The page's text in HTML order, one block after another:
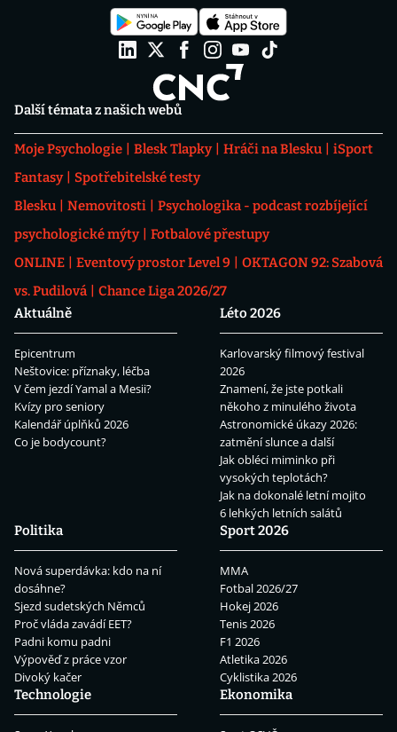
Další témata z našich webů
Moje Psychologie Blesk Tlapky Hráči na Blesku
iSport
Fantasy
Spotřebitelské testy
Blesku
Nemovitosti
Psychologika - podcast rozbíjející
psychologické mýty
Fotbalové přestupy
ONLINE
Eventový prostor Level 9
OKTAGON 92: Szabová
vs. Pudilová
Chance Liga 2026/27
Aktuálně
Epicentrum
Neštovice: příznaky, léčba
V čem jezdí Yamal a Mesii?
Kvízy pro seniory
Kalendář úplňků 2026
Co je bodycount?
Léto 2026
Karlovarský filmový festival
2026
Znamení, že jste potkali
někoho z minulého života
Astronomické úkazy 2026:
zatmění slunce a další
Jak obléci miminko při
vysokých teplotách?
Jak na dokonalé letní mojito
6 lehkých letních salátů
Politika
Nová superdávka: kdo na ní
dosáhne?
Sjezd sudetských Němců
Proč vláda zavádí EET?
Padni komu padni
Výpověď z práce vzor
Divoký kačer
Sport 2026
MMA
Fotbal 2026/27
Hokej 2026
Tenis 2026
F1 2026
Atletika 2026
Cyklistika 2026
Technologie
Ekonomika